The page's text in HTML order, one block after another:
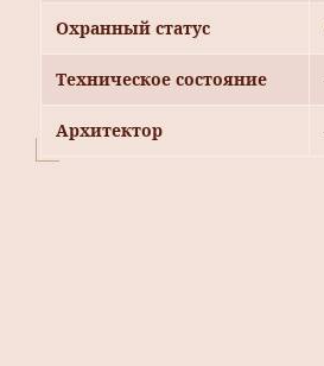
Охранный статус
Техническое состояние
Архитектор